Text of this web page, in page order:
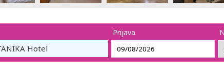
Hotel
Prijava